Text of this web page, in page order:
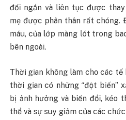
đối ngắn và liên tục được
mẹ được phân thân rất chóng.
máu, của lớp màng lót trong
bên ngoài.
Thời gian không làm cho các
thời gian có những “đột biến”
bị ảnh hưởng và biến đổi, kéo
thể và sự suy giảm của các